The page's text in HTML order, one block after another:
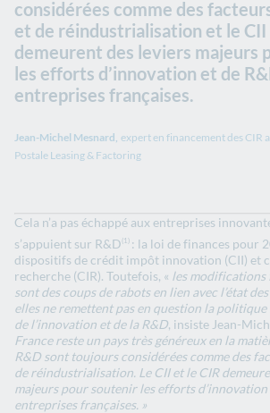
considérées comme des
et de réindustrialisation et le CII
demeurent des leviers majeurs
les efforts d’innovation et de
entreprises françaises.
Jean-Michel Mesnard, expert en financement des CIR
Postale Leasing & Factoring
Cela n’a pas échappé aux entreprises
s’appuient sur R&D (1) : la loi de finances pour
dispositifs de crédit impôt innovation (CII) et
recherche (CIR). Toutefois, « les modifications
sont des coups de rabots en lien avec l’état
elles ne remettent pas en question la
de l’innovation et de la R&D, insiste Jean-
France reste un pays très généreux en la
R&D sont toujours considérées comme des
de réindustrialisation. Le CII et le CIR
majeurs pour soutenir les efforts d’innovation
entreprises françaises. »